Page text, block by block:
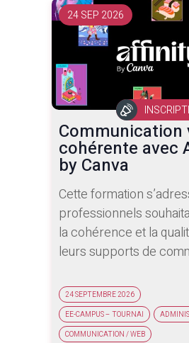
pratiques d'installation.
exercices pratiques de
raccordement RJ45
optique permettent une
application directe des
connaissances
24 SEP 2026
Communication
cohérente avec
by Canva
Cette formation
professionnels
la cohérence et la
leurs supports de
Les participants
structurer leurs
harmoniser couleurs,
24 SEPTEMBRE 2026
EE-CAMPUS – TOURNAI
COMMUNICATION / WEB